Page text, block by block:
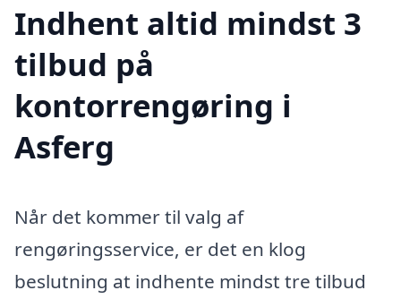
Indhent altid mindst 3
tilbud på
kontorrengøring i
Asferg
Når det kommer til valg af
rengøringsservice, er det en klog
beslutning at indhente mindst tre tilbud